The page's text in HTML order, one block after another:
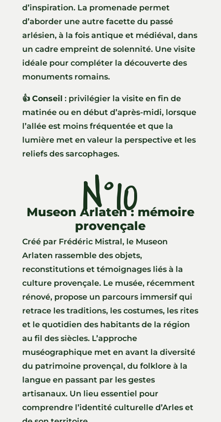
d’inspiration. La promenade permet
d’aborder une autre facette du passé
arlésien, à la fois antique et médiéval, dans
un cadre empreint de solennité. Une visite
idéale pour compléter la découverte des
monuments romains.
👍 Conseil : privilégier la visite en fin de
matinée ou en début d’après-midi, lorsque
l’allée est moins fréquentée et que la
lumière met en valeur la perspective et les
reliefs des sarcophages.
N°10
Museon Arlaten : mémoire
provençale
Créé par Frédéric Mistral, le Museon
Arlaten rassemble des objets,
reconstitutions et témoignages liés à la
culture provençale. Le musée, récemment
rénové, propose un parcours immersif qui
retrace les traditions, les costumes, les rites
et le quotidien des habitants de la région
au fil des siècles. L’approche
muséographique met en avant la diversité
du patrimoine provençal, du folklore à la
langue en passant par les gestes
artisanaux. Un lieu essentiel pour
comprendre l’identité culturelle d’Arles et